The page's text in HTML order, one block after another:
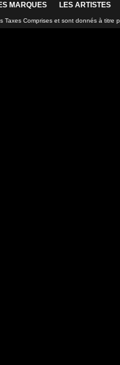
MARQUES LES ARTISTES
Taxes Comprises et sont donnés à